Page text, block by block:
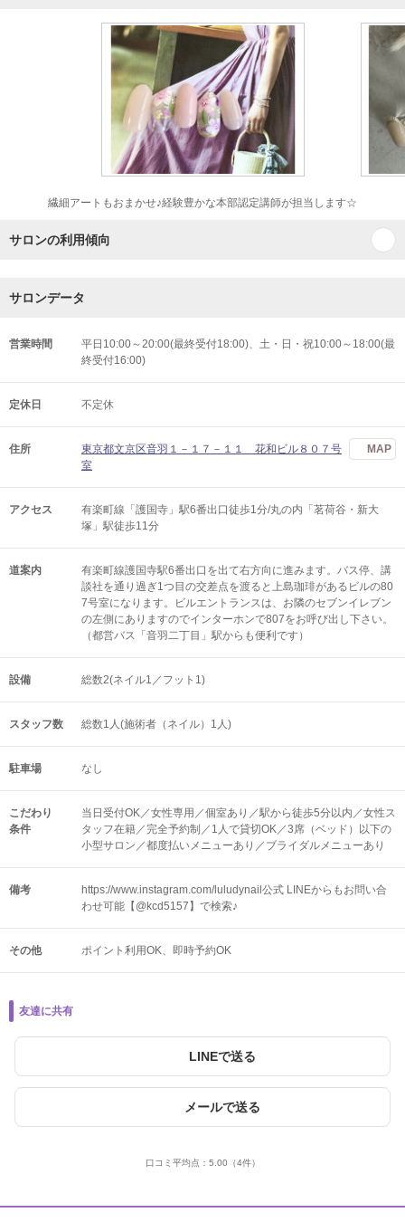
繊細アートもおまかせ♪経験豊かな本部認定講師が担当します☆
サロンの利用傾向
サロンデータ
営業時間
平日10:00～20:00(最終受付18:00)、土・日・祝10:00～18:00(最
終受付16:00)
定休日 不定休
住所
東京都文京区音羽１－１７－１１ 花和ビル８０７号
室
MAP
アクセス
有楽町線「護国寺」駅6番出口徒歩1分/丸の内「茗荷谷・新大
塚」駅徒歩11分
道案内
有楽町線護国寺駅6番出口を出て右方向に進みます。バス停、講
談社を通り過ぎ1つ目の交差点を渡ると上島珈琲があるビルの80
7号室になります。ビルエントランスは、お隣のセブンイレブン
の左側にありますのでインターホンで807をお呼び出し下さい。
（都営バス「音羽二丁目」駅からも便利です）
設備 総数2(ネイル1／フット1)
スタッフ数 総数1人(施術者（ネイル）1人)
駐車場 なし
こだわり
条件
当日受付OK／女性専用／個室あり／駅から徒歩5分以内／女性ス
タッフ在籍／完全予約制／1人で貸切OK／3席（ベッド）以下の
小型サロン／都度払いメニューあり／ブライダルメニューあり
備考
https://www.instagram.com/luludynail公式 LINEからもお問い合
わせ可能【@kcd5157】で検索♪
その他 ポイント利用OK 即時予約OK
友達に共有
LINEで送る
メールで送る
口コミ平均点： 5.00 （4件）